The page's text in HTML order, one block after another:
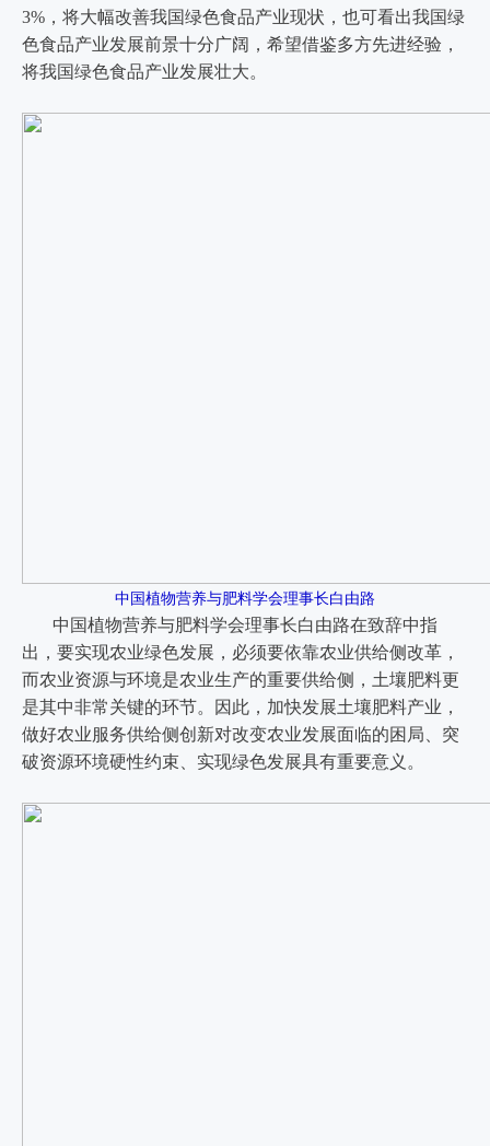
3%，将大幅改善我国绿色食品产业现状，也可看出我国绿
色食品产业发展前景十分广阔，希望借鉴多方先进经验，
将我国绿色食品产业发展壮大。
中国植物营养与肥料学会理事长白由路
中国植物营养与肥料学会理事长白由路在致辞中指
出，要实现农业绿色发展，必须要依靠农业供给侧改革，
而农业资源与环境是农业生产的重要供给侧，土壤肥料更
是其中非常关键的环节。因此，加快发展土壤肥料产业，
做好农业服务供给侧创新对改变农业发展面临的困局、突
破资源环境硬性约束、实现绿色发展具有重要意义。